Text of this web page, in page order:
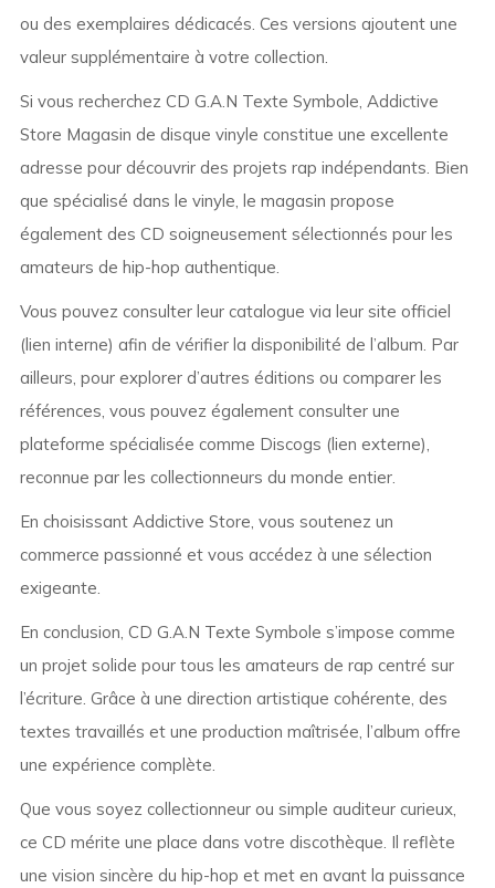
ou des exemplaires dédicacés. Ces versions ajoutent une
valeur supplémentaire à votre collection.
Si vous recherchez CD G.A.N Texte Symbole, Addictive
Store Magasin de disque vinyle constitue une excellente
adresse pour découvrir des projets rap indépendants. Bien
que spécialisé dans le vinyle, le magasin propose
également des CD soigneusement sélectionnés pour les
amateurs de hip-hop authentique.
Vous pouvez consulter leur catalogue via leur site officiel
(lien interne) afin de vérifier la disponibilité de l’album. Par
ailleurs, pour explorer d’autres éditions ou comparer les
références, vous pouvez également consulter une
plateforme spécialisée comme Discogs (lien externe),
reconnue par les collectionneurs du monde entier.
En choisissant Addictive Store, vous soutenez un
commerce passionné et vous accédez à une sélection
exigeante.
En conclusion, CD G.A.N Texte Symbole s’impose comme
un projet solide pour tous les amateurs de rap centré sur
l’écriture. Grâce à une direction artistique cohérente, des
textes travaillés et une production maîtrisée, l’album offre
une expérience complète.
Que vous soyez collectionneur ou simple auditeur curieux,
ce CD mérite une place dans votre discothèque. Il reflète
une vision sincère du hip-hop et met en avant la puissance